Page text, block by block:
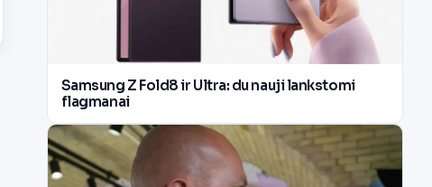
Samsung Z Fold8 ir Ultra: du nauji lankstomi
flagmanai